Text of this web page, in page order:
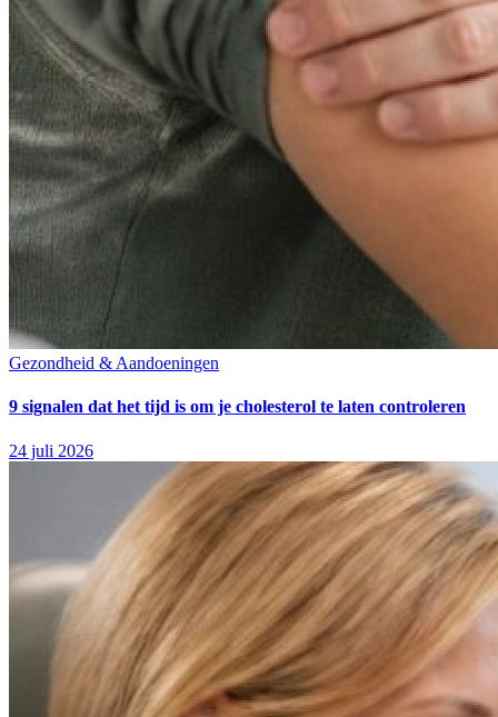
Gezondheid & Aandoeningen
9 signalen dat het tijd is om je cholesterol te laten controleren
24 juli 2026